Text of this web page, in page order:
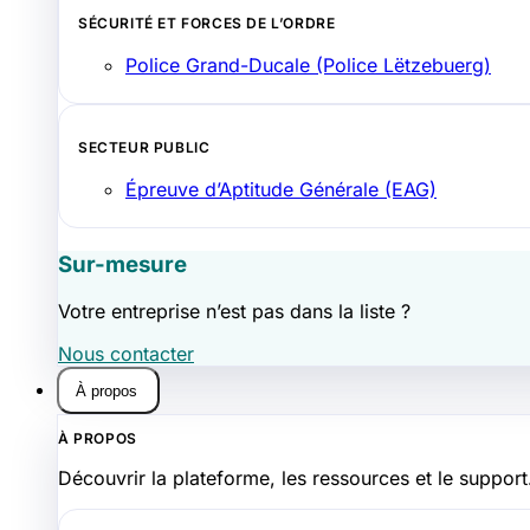
SÉCURITÉ ET FORCES DE L’ORDRE
Police Grand-Ducale (Police Lëtzebuerg)
SECTEUR PUBLIC
Épreuve d’Aptitude Générale (EAG)
Sur-mesure
Votre entreprise n’est pas dans la liste ?
Nous contacter
À propos
À PROPOS
Découvrir la plateforme, les ressources et le